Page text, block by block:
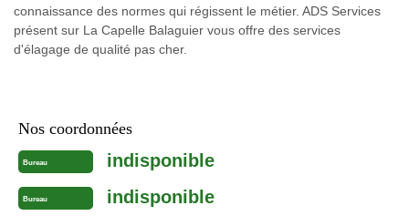
connaissance des normes qui régissent le métier. ADS Services
présent sur La Capelle Balaguier vous offre des services
d'élagage de qualité pas cher.
Nos coordonnées
Bureau indisponible
Bureau indisponible